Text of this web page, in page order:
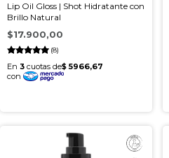
Lip Oil Gloss | Shot Hidratante con
Brillo Natural
(8)
$17.900,00